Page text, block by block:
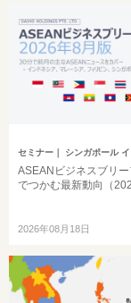
セミナー ｜ シンガポール インドネシア ベトナム タイ フィリピン マレーシア
ASEANビジネスブリ
でつかむ最新動向（
2026年08月18日